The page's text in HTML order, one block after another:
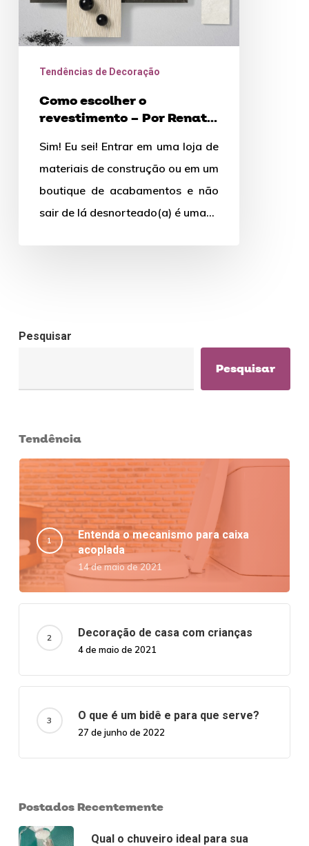
Cortopassi
Tendências de Decoração
Como escolher o
revestimento – Por Renata
Sim! Eu sei! Entrar em uma loja de
materiais de construção ou em um
boutique de acabamentos e não
sair de lá desnorteado(a) é uma…
Pesquisar
Pesquisar
Tendência
Entenda o mecanismo para caixa
acoplada
14 de maio de 2021
Decoração de casa com crianças
4 de maio de 2021
O que é um bidê e para que serve?
27 de junho de 2022
Postados Recentemente
Qual o chuveiro ideal para sua